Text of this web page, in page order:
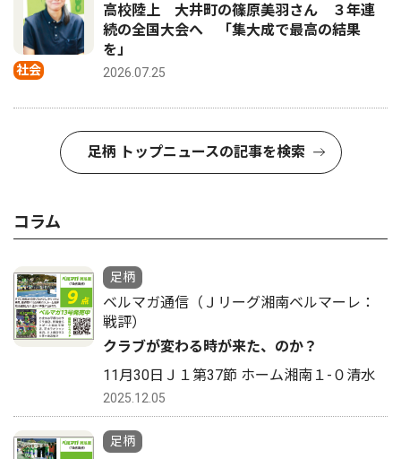
社会
高校陸上 大井町の篠原美羽さん ３年連
続の全国大会へ 「集大成で最高の結果
を」
2026.07.25
足柄 トップニュースの記事を検索
コラム
足柄
ベルマガ通信（Ｊリーグ湘南ベルマーレ：
戦評）
クラブが変わる時が来た、のか？
11月30日Ｊ１第37節 ホーム湘南１-０清水
2025.12.05
足柄